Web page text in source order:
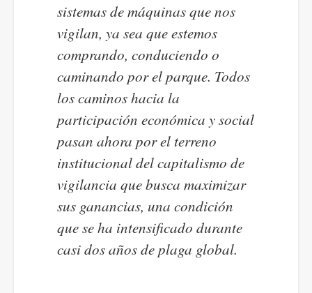
sistemas de máquinas que nos
vigilan, ya sea que estemos
comprando, conduciendo o
caminando por el parque. Todos
los caminos hacia la
participación económica y social
pasan ahora por el terreno
institucional del capitalismo de
vigilancia que busca maximizar
sus ganancias, una condición
que se ha intensificado durante
casi dos años de plaga global.